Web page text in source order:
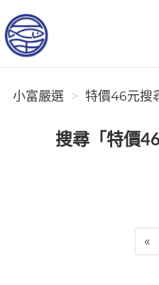
小富嚴選
小富嚴選 特價46元搜
搜尋「特價
«